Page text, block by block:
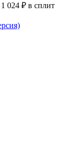
1 024 ₽ в сплит